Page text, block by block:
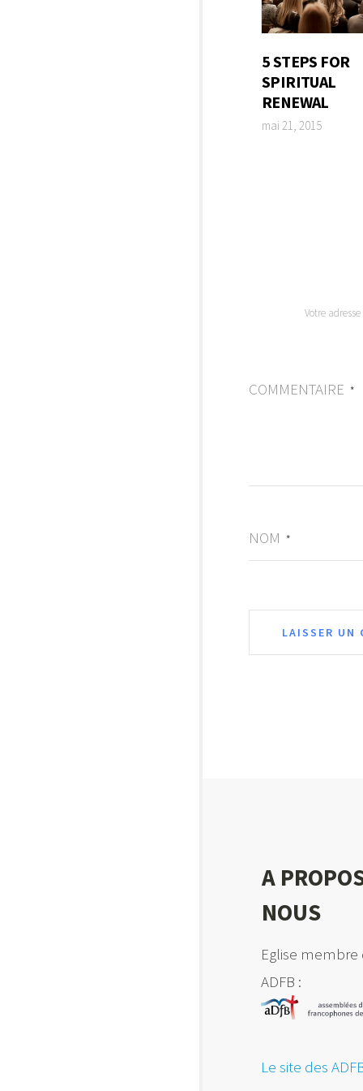
5 STEPS FOR
SPIRITUAL
RENEWAL
mai 21, 2015
Votre
COMMENTAIRE *
NOM *
A
NOUS
Eglise membre
ADFB :
Le site des